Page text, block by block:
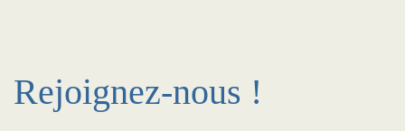
Rejoignez-nous !